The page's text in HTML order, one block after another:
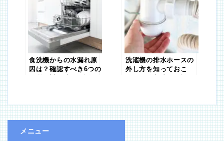
食洗機からの水漏れ原
因は？確認すべき6つの
洗濯機の排水ホースの
外し方を知っておこ
メニュー